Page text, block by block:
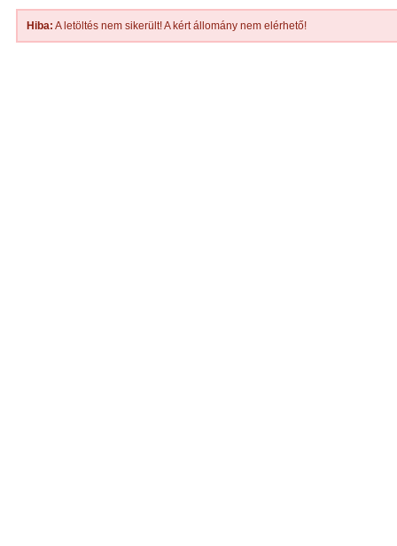
Hiba: A letöltés nem sikerült! A kért állomány nem elérhető!